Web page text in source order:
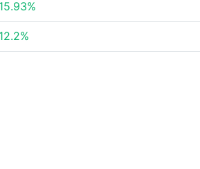
15.93%
12.2%